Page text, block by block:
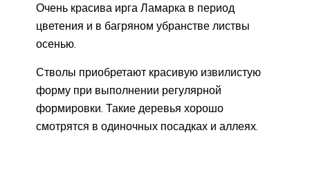
Очень красива ирга Ламарка в период
цветения и в багряном убранстве листвы
осенью.
Стволы приобретают красивую извилистую
форму при выполнении регулярной
формировки. Такие деревья хорошо
смотрятся в одиночных посадках и аллеях.